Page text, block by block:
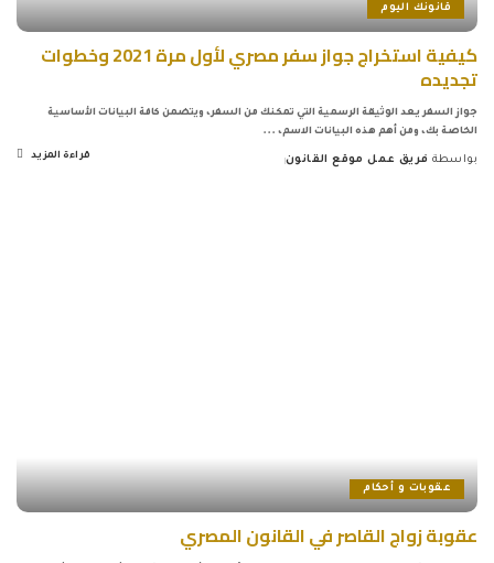
قانونك اليوم
كيفية استخراج جواز سفر مصري لأول مرة 2021 وخطوات
تجديده
جواز السفر يعد الوثيقة الرسمية التي تمكنك من السفر، ويتضمن كافة البيانات الأساسية
الخاصة بك، ومن أهم هذه البيانات الاسم، ...
Posted
بواسطة فريق عمل موقع القانون قراءة المزيد
عقوبات و أحكام
عقوبة زواج القاصر في القانون المصري